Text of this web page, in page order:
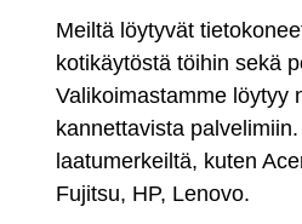
Meiltä löytyvät
kotikäytöstä töihin sekä
Valikoimastamme löytyy
kannettavista
laatumerkeiltä, kuten
Fujitsu, HP, Lenovo.